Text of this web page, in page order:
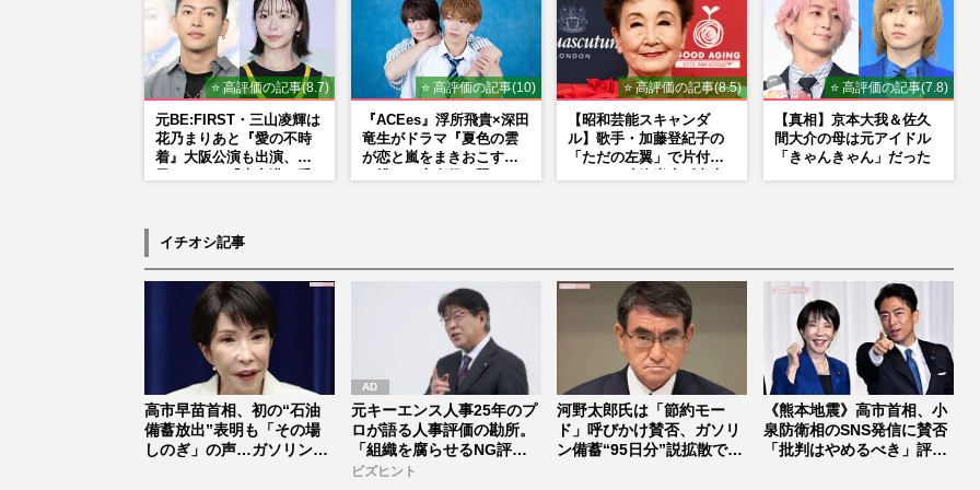
⭐ 高評価の記事(8.7)
元BE:FIRST・三山凌輝は
花乃まりあと『愛の不時
着』大阪公演も出演、趣
⭐ 高評価の記事(10)
『ACEes』浮所飛貴×深田
竜生がドラマ『夏色の雲
が恋と嵐をまきおこす』
⭐ 高評価の記事(8.5)
【昭和芸能スキャンダ
ル】歌手・加藤登紀子の
「ただの左翼」で片付け
⭐ 高評価の記事(7.8)
【真相】京本大我＆佐久
間大介の母は元アイドル
「きゃんきゃん」だった
イチオシ記事
高市早苗首相、初の“石油
備蓄放出”表明も「その場
しのぎ」の声…ガソリンス
元キーエンス人事25年のプ
ロが語る人事評価の勘所。
「組織を腐らせるNG評
価」とは...
ビズヒント
河野太郎氏は「節約モー
ド」呼びかけ賛否、ガソリ
ン備蓄“95日分”説拡散で
《熊本地震》高市首相、小
泉防衛相のSNS発信に賛否
「批判はやめるべき」評価